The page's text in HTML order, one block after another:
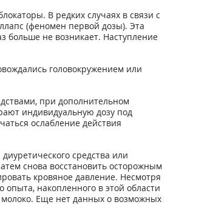
В редких случаях в связи с
(феномен первой дозы). Эта
больше не возникает. Наступление
головокружением или
при дополнительном
индивидуальную дозу под
ослабление действия
средства или
снова восстановить осторожным
кровяное давление. Несмотря
накопленного в этой области
молоко. Еще нет данных о возможных